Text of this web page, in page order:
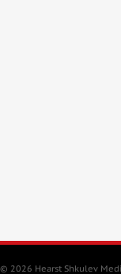
© 2026 Hearst Shkulev